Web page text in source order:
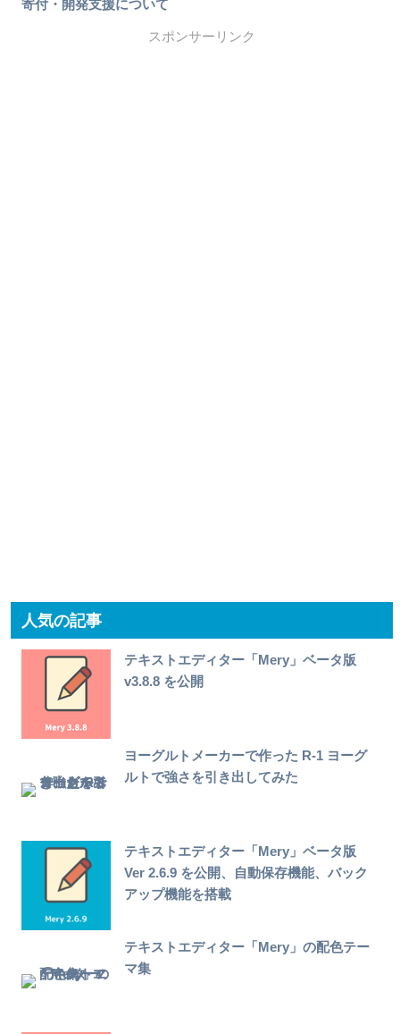
寄付・開発支援について
スポンサーリンク
人気の記事
テキストエディター「Mery」ベータ版
v3.8.8 を公開
ヨーグルトメーカーで作った R-1 ヨーグ
ルトで強さを引き出してみた
テキストエディター「Mery」ベータ版
Ver 2.6.9 を公開、自動保存機能、バック
アップ機能を搭載
テキストエディター「Mery」の配色テー
マ集